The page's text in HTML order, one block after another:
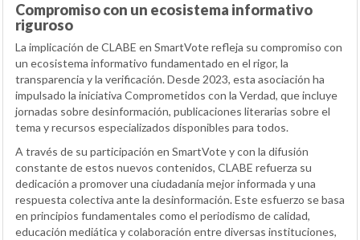
Compromiso con un ecosistema informativo
riguroso
La implicación de CLABE en SmartVote refleja su compromiso con
un ecosistema informativo fundamentado en el rigor, la
transparencia y la verificación. Desde 2023, esta asociación ha
impulsado la iniciativa Comprometidos con la Verdad, que incluye
jornadas sobre desinformación, publicaciones literarias sobre el
tema y recursos especializados disponibles para todos.
A través de su participación en SmartVote y con la difusión
constante de estos nuevos contenidos, CLABE refuerza su
dedicación a promover una ciudadanía mejor informada y una
respuesta colectiva ante la desinformación. Este esfuerzo se basa
en principios fundamentales como el periodismo de calidad,
educación mediática y colaboración entre diversas instituciones,